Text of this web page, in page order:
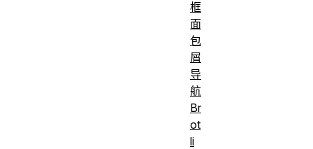
框
面
包
屑
导
航
Br
ot
li